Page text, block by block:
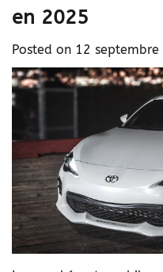
en 2025
Posted on 12 septembre